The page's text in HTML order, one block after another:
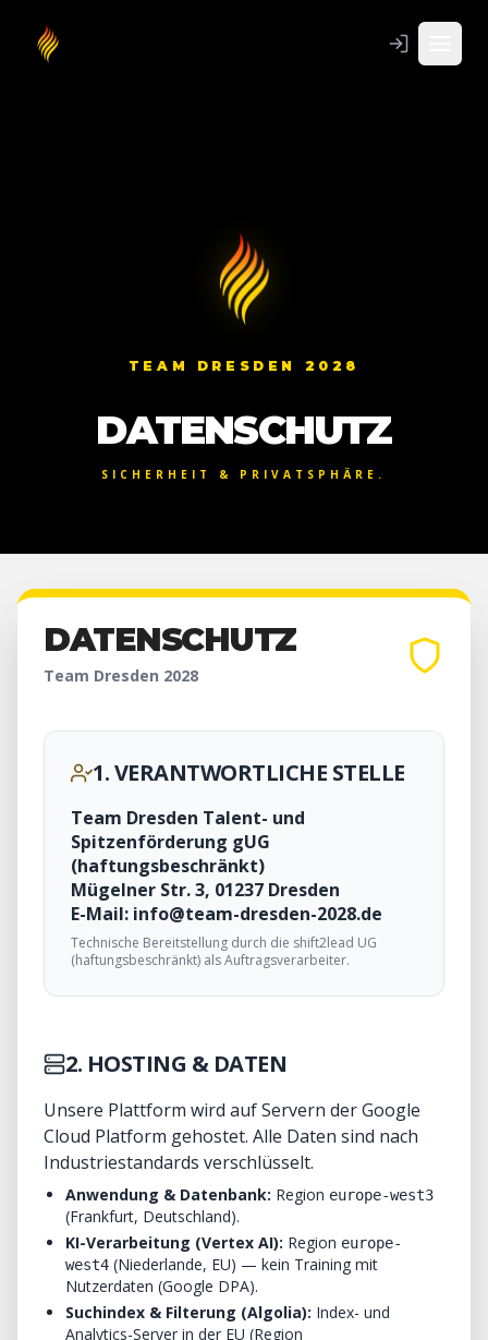
TEAM DRESDEN 2028
DATENSCHUTZ
SICHERHEIT & PRIVATSPHÄRE.
DATENSCHUTZ
Team Dresden 2028
1. VERANTWORTLICHE STELLE
Team Dresden Talent- und
Spitzenförderung gUG
(haftungsbeschränkt)
Mügelner Str. 3, 01237 Dresden
E-Mail: info@team-dresden-2028.de
Technische Bereitstellung durch die shift2lead UG
(haftungsbeschränkt) als Auftragsverarbeiter.
2. HOSTING & DATEN
Unsere Plattform wird auf Servern der Google
Cloud Platform gehostet. Alle Daten sind nach
Industriestandards verschlüsselt.
Anwendung & Datenbank: Region europe-west3
(Frankfurt, Deutschland).
KI-Verarbeitung (Vertex AI): Region europe-
west4 (Niederlande, EU) — kein Training mit
Nutzerdaten (Google DPA).
Suchindex & Filterung (Algolia): Index- und
Analytics-Server in der EU (Region